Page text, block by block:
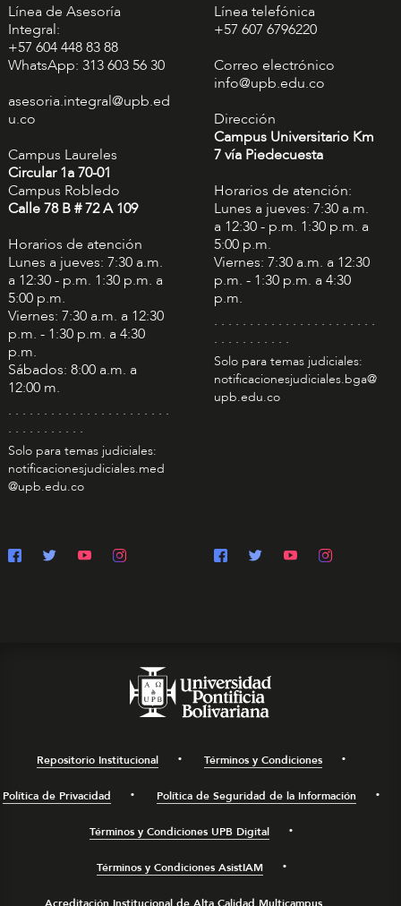
Línea de Asesoría
Integral:
+57 604 448 83 88
WhatsApp: 313 603 56 30
asesoria.integral@upb.ed
u.co
Campus Laureles
Circular 1a 70-01
Campus Robledo
Calle 78 B # 72 A 109
Horarios de atención
Lunes a jueves: 7:30 a.m.
a 12:30 - p.m. 1:30 p.m. a
5:00 p.m.
Viernes: 7:30 a.m. a 12:30
p.m. - 1:30 p.m. a 4:30
p.m.
Sábados: 8:00 a.m. a
12:00 m.
. . . . . . . . . . . . . . . . . . . . . . .
. . . . . . . . . . .
Solo para temas judiciales:
notificacionesjudiciales.med
@upb.edu.co
Línea telefónica
+57 607 6796220
Correo electrónico
info@upb.edu.co
Dirección
Campus Universitario Km
7 vía Piedecuesta
Horarios de atención:
Lunes a jueves: 7:30 a.m.
a 12:30 - p.m. 1:30 p.m. a
5:00 p.m.
Viernes: 7:30 a.m. a 12:30
p.m. - 1:30 p.m. a 4:30
p.m.
. . . . . . . . . . . . . . . . . . . . . . .
. . . . . . . . . . .
Solo para temas judiciales:
notificacionesjudiciales.bga@
upb.edu.co
Repositorio Institucional Términos y Condiciones
Política de Privacidad Política de Seguridad de la Información
Términos y Condiciones UPB Digital
Términos y Condiciones AsistIAM
Acreditación Institucional de Alta Calidad Multicampus.